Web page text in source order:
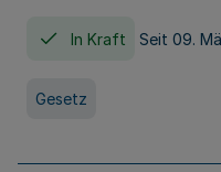
In Kraft Seit 09.
Gesetz